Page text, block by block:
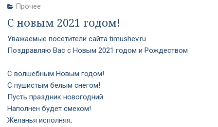
Прочее
С новым 2021 годом!
Уважаемые посетители сайта timushev.ru
Поздравляю Вас с Новым 2021 годом и Рождеством
С волшебным Новым годом!
С пушистым белым снегом!
Пусть праздник новогодний
Наполнен будет смехом!
Желанья исполняя,